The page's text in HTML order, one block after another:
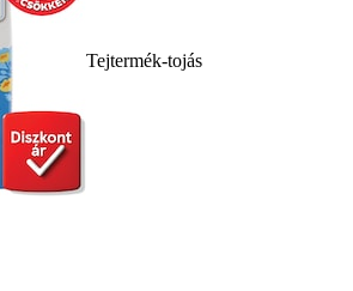
Tejtermék-tojás